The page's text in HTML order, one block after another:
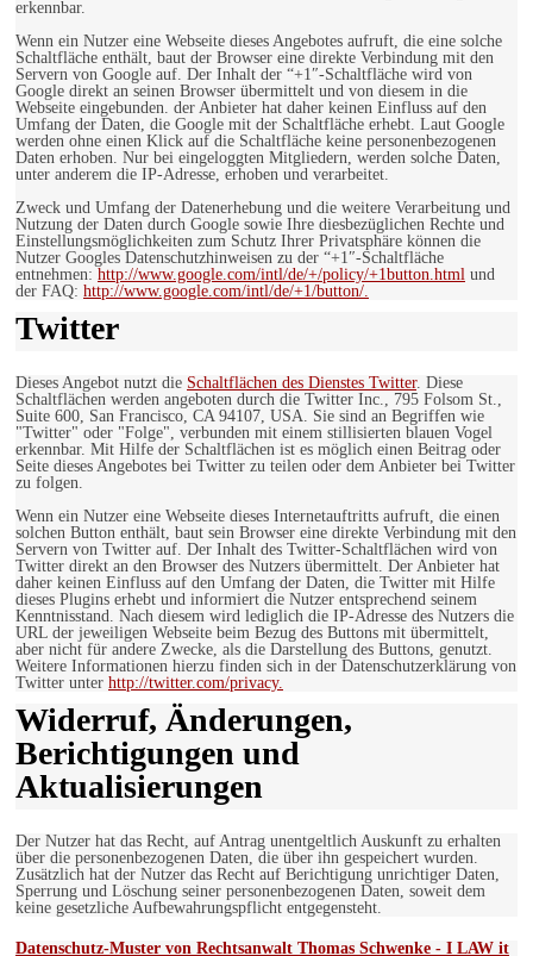
erkennbar.
Wenn ein Nutzer eine Webseite dieses Angebotes aufruft, die eine solche
Schaltfläche enthält, baut der Browser eine direkte Verbindung mit den
Servern von Google auf. Der Inhalt der “+1″-Schaltfläche wird von
Google direkt an seinen Browser übermittelt und von diesem in die
Webseite eingebunden. der Anbieter hat daher keinen Einfluss auf den
Umfang der Daten, die Google mit der Schaltfläche erhebt. Laut Google
werden ohne einen Klick auf die Schaltfläche keine personenbezogenen
Daten erhoben. Nur bei eingeloggten Mitgliedern, werden solche Daten,
unter anderem die IP-Adresse, erhoben und verarbeitet.
Zweck und Umfang der Datenerhebung und die weitere Verarbeitung und
Nutzung der Daten durch Google sowie Ihre diesbezüglichen Rechte und
Einstellungsmöglichkeiten zum Schutz Ihrer Privatsphäre können die
Nutzer Googles Datenschutzhinweisen zu der “+1″-Schaltfläche
entnehmen: http://www.google.com/intl/de/+/policy/+1button.html und
der FAQ: http://www.google.com/intl/de/+1/button/.
Twitter
Dieses Angebot nutzt die Schaltflächen des Dienstes Twitter. Diese
Schaltflächen werden angeboten durch die Twitter Inc., 795 Folsom St.,
Suite 600, San Francisco, CA 94107, USA. Sie sind an Begriffen wie
"Twitter" oder "Folge", verbunden mit einem stillisierten blauen Vogel
erkennbar. Mit Hilfe der Schaltflächen ist es möglich einen Beitrag oder
Seite dieses Angebotes bei Twitter zu teilen oder dem Anbieter bei Twitter
zu folgen.
Wenn ein Nutzer eine Webseite dieses Internetauftritts aufruft, die einen
solchen Button enthält, baut sein Browser eine direkte Verbindung mit den
Servern von Twitter auf. Der Inhalt des Twitter-Schaltflächen wird von
Twitter direkt an den Browser des Nutzers übermittelt. Der Anbieter hat
daher keinen Einfluss auf den Umfang der Daten, die Twitter mit Hilfe
dieses Plugins erhebt und informiert die Nutzer entsprechend seinem
Kenntnisstand. Nach diesem wird lediglich die IP-Adresse des Nutzers die
URL der jeweiligen Webseite beim Bezug des Buttons mit übermittelt,
aber nicht für andere Zwecke, als die Darstellung des Buttons, genutzt.
Weitere Informationen hierzu finden sich in der Datenschutzerklärung von
Twitter unter http://twitter.com/privacy.
Widerruf, Änderungen,
Berichtigungen und
Aktualisierungen
Der Nutzer hat das Recht, auf Antrag unentgeltlich Auskunft zu erhalten
über die personenbezogenen Daten, die über ihn gespeichert wurden.
Zusätzlich hat der Nutzer das Recht auf Berichtigung unrichtiger Daten,
Sperrung und Löschung seiner personenbezogenen Daten, soweit dem
keine gesetzliche Aufbewahrungspflicht entgegensteht.
Datenschutz-Muster von Rechtsanwalt Thomas Schwenke - I LAW it